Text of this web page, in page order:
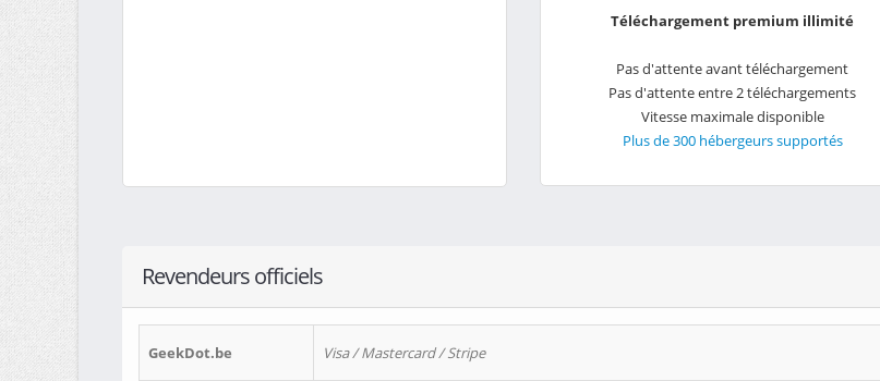
Téléchargement premium illimité
Pas d'attente avant téléchargement
Pas d'attente entre 2 téléchargements
Vitesse maximale disponible
Plus de 300 hébergeurs supportés
Revendeurs officiels
GeekDot.be Visa / Mastercard / Stripe